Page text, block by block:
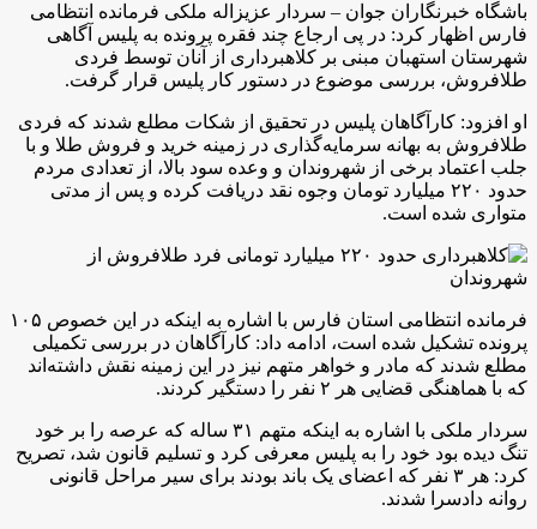
باشگاه خبرنگاران جوان – سردار عزیزاله ملکی فرمانده انتظامی
فارس اظهار کرد: در پی ارجاع چند فقره پرونده به پلیس آگاهی
شهرستان استهبان مبنی بر کلاهبرداری از آنان توسط فردی
طلافروش، بررسی موضوع در دستور کار پلیس قرار گرفت.
او افزود: کارآگاهان پلیس در تحقیق از شکات مطلع شدند که فردی
طلافروش به بهانه سرمایه‌گذاری در زمینه خرید و فروش طلا و با
جلب اعتماد برخی از شهروندان و وعده سود بالا، از تعدادی مردم
حدود ۲۲۰ میلیارد تومان وجوه نقد دریافت کرده و پس از مدتی
متواری شده است.
فرمانده انتظامی استان فارس با اشاره به اینکه در این خصوص ۱۰۵
پرونده تشکیل شده است، ادامه داد: کارآگاهان در بررسی تکمیلی
مطلع شدند که مادر و خواهر متهم نیز در این زمینه نقش داشته‌اند
که با هماهنگی قضایی هر ۲ نفر را دستگیر کردند.
سردار ملکی با اشاره به اینکه متهم ۳۱ ساله که عرصه را بر خود
تنگ دیده بود خود را به پلیس معرفی کرد و تسلیم قانون شد، تصریح
کرد: هر ۳ نفر که اعضای یک باند بودند برای سیر مراحل قانونی
روانه دادسرا شدند.